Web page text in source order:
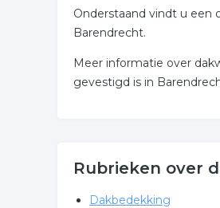
Onderstaand vindt u een
Barendrecht.
Meer informatie over
gevestigd is in
Rubrieken over
Dakbedekking